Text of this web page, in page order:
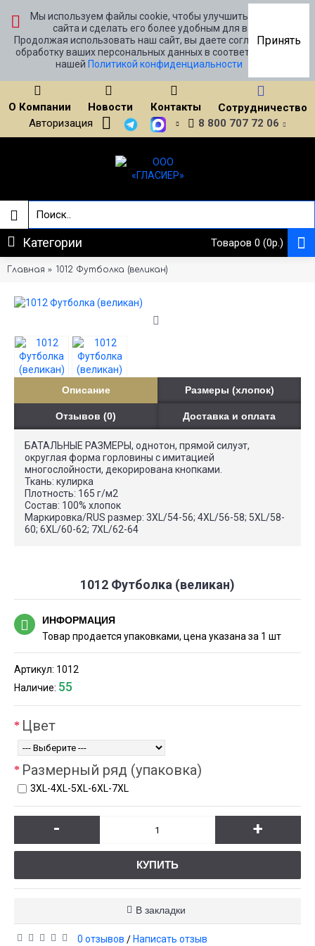
Мы используем файлы cookie, чтобы улучшить работу
сайта и сделать его более удобным для вас.
Продолжая использовать наш сайт, вы даете согласие на
обработку ваших персональных данных в соответствии с
нашей Политикой конфиденциальности
Принять
О Компании Новости Контакты
Сотрудничество
Авторизация
8 800 707 72 06
Товаров 0 (0р.)
Категории
Главная 1012 Футболка (великан)
Описание Размеры (хлопок)
Отзывов (0) Доставка и оплата
БАТАЛЬНЫЕ РАЗМЕРЫ, однотон, прямой силуэт,
округлая форма горловины с имитацией
многослойности, декорирована кнопками.
Ткань: кулирка
Плотность: 165 г/м2
Состав: 100% хлопок
Маркировка/RUS размер: 3XL/54-56; 4XL/56-58; 5XL/58-
60; 6XL/60-62; 7XL/62-64
1012 Футболка (великан)
ИНФОРМАЦИЯ
Товар продается упаковками, цена указана за 1 шт
Артикул: 1012
Наличие: 55
Цвет
Размерный ряд (упаковка)
3XL-4XL-5XL-6XL-7XL
- +
КУПИТЬ
В закладки
0 отзывов / Написать отзыв